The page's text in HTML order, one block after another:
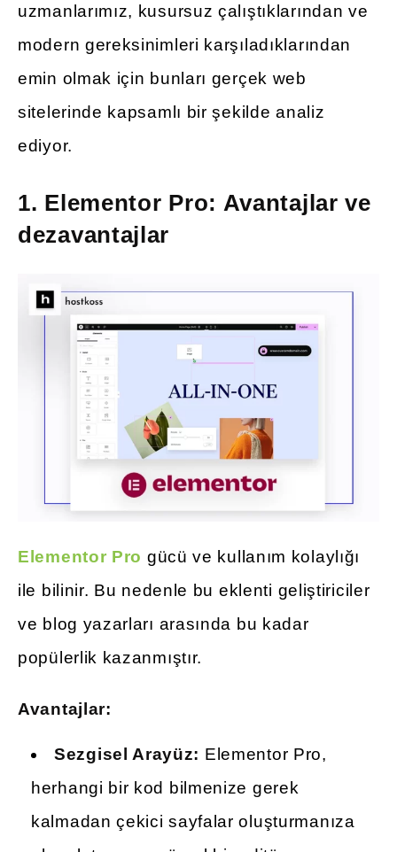
uzmanlarımız, kusursuz çalıştıklarından ve
modern gereksinimleri karşıladıklarından
emin olmak için bunları gerçek web
sitelerinde kapsamlı bir şekilde analiz
ediyor.
1. Elementor Pro: Avantajlar ve
dezavantajlar
Elementor Pro gücü ve kullanım kolaylığı
ile bilinir. Bu nedenle bu eklenti geliştiriciler
ve blog yazarları arasında bu kadar
popülerlik kazanmıştır.
Avantajlar:
Sezgisel Arayüz: Elementor Pro,
herhangi bir kod bilmenize gerek
kalmadan çekici sayfalar oluşturmanıza